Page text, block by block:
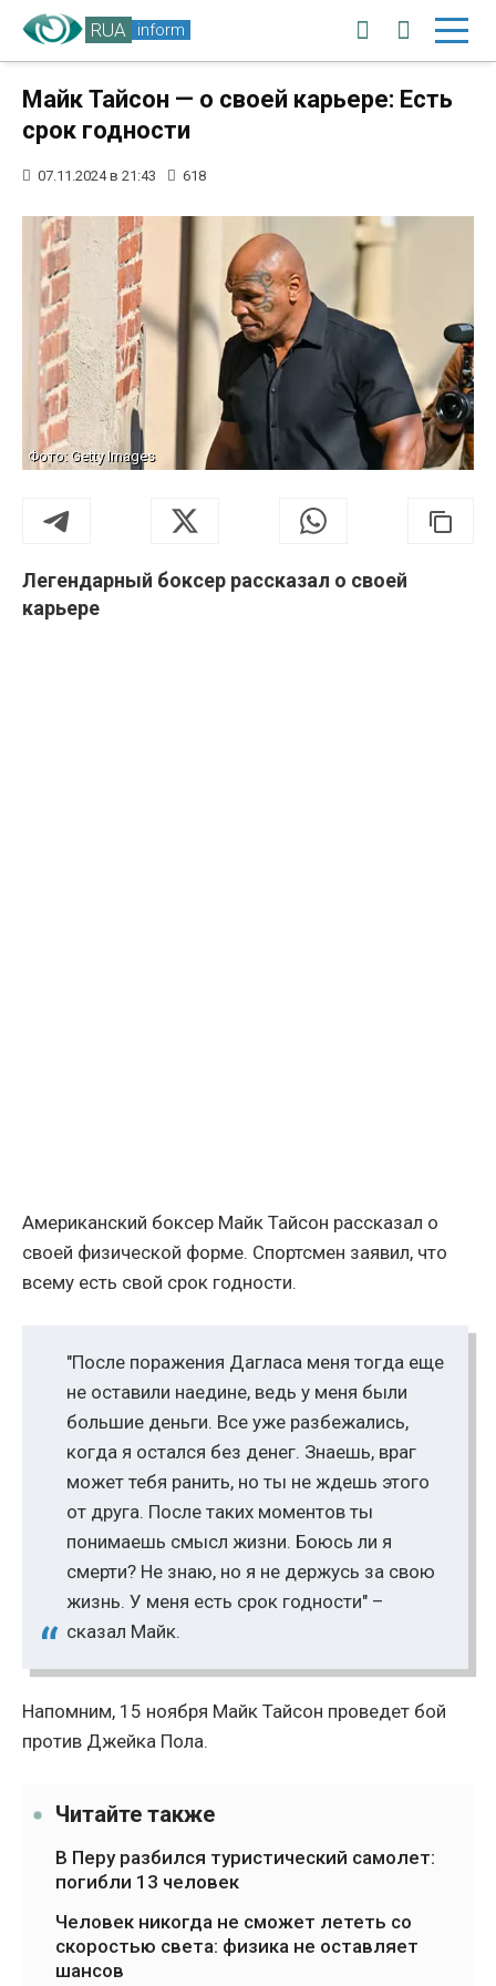
RUA inform
Майк Тайсон — о своей карьере: Есть
срок годности
07.11.2024 в 21:43 618
Фото: Getty Images
Легендарный боксер рассказал о своей
карьере
Американский боксер Майк Тайсон рассказал о
своей физической форме. Спортсмен заявил, что
всему есть свой срок годности.
"После поражения Дагласа меня тогда еще
не оставили наедине, ведь у меня были
большие деньги. Все уже разбежались,
когда я остался без денег. Знаешь, враг
может тебя ранить, но ты не ждешь этого
от друга. После таких моментов ты
понимаешь смысл жизни. Боюсь ли я
смерти? Не знаю, но я не держусь за свою
жизнь. У меня есть срок годности" –
сказал Майк.
Напомним, 15 ноября Майк Тайсон проведет бой
против Джейка Пола.
Читайте также
В Перу разбился туристический самолет:
погибли 13 человек
Человек никогда не сможет лететь со
скоростью света: физика не оставляет
шансов